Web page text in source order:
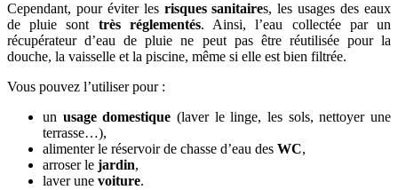
Cependant, pour éviter les risques sanitaires, les usages des eaux
de pluie sont très réglementés. Ainsi, l’eau collectée par un
récupérateur d’eau de pluie ne peut pas être réutilisée pour la
douche, la vaisselle et la piscine, même si elle est bien filtrée.
Vous pouvez l’utiliser pour :
un usage domestique (laver le linge, les sols, nettoyer une
terrasse…),
alimenter le réservoir de chasse d’eau des WC,
arroser le jardin,
laver une voiture.